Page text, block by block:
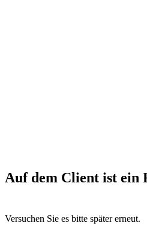
Auf dem Client ist ein
Versuchen Sie es bitte später erneut.